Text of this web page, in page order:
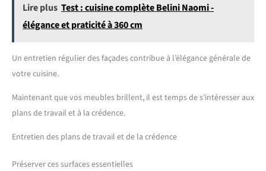
Lire plus Test : cuisine complète Belini Naomi -
élégance et praticité à 360 cm
Un entretien régulier des façades contribue à l’élégance générale de
votre cuisine.
Maintenant que vos meubles brillent, il est temps de s’intéresser aux
plans de travail et à la crédence.
Entretien des plans de travail et de la crédence
Préserver ces surfaces essentielles